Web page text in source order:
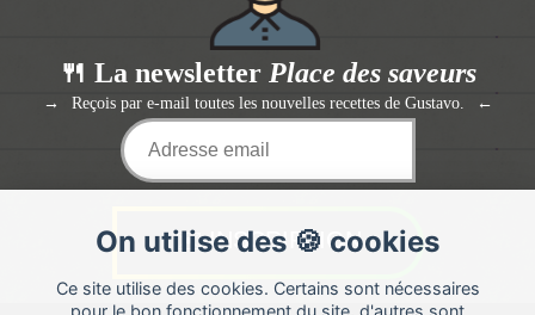
On utilise des 🍪 cookies
Ce site utilise des cookies. Certains sont nécessaires
pour le bon fonctionnement du site, d'autres sont
🍴 La newsletter Place des saveurs
Reçois par e-mail toutes les nouvelles recettes de Gustavo.